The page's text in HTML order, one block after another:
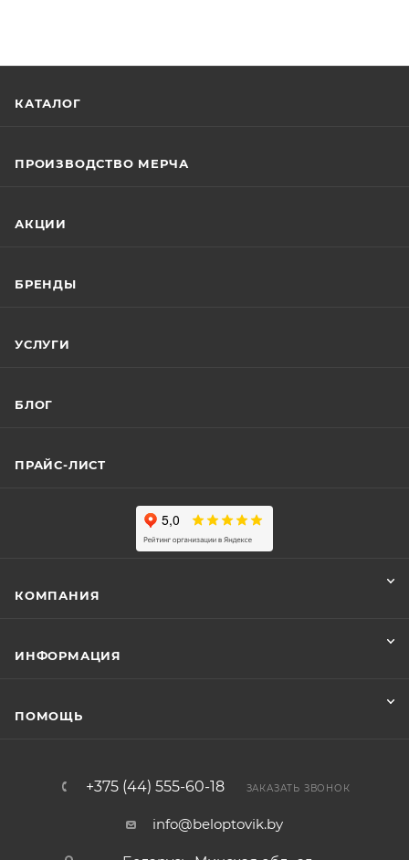
КАТАЛОГ
ПРОИЗВОДСТВО МЕРЧА
АКЦИИ
БРЕНДЫ
УСЛУГИ
БЛОГ
ПРАЙС-ЛИСТ
КОМПАНИЯ
ИНФОРМАЦИЯ
ПОМОЩЬ
+375 (44) 555-60-18 ЗАКАЗАТЬ ЗВОНОК
info@beloptovik.by